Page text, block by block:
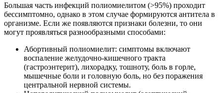
Большая часть инфекций полиомиелитом (>95%) проходит
бессимптомно, однако в этом случае формируются антитела в
организме. Если же появляются признаки болезни, то они
могут проявляться разнообразными способами:
Абортивный полиомиелит: симптомы включают
воспаление желудочно-кишечного тракта
(гастроэнтерит), лихорадку, тошноту, боль в горле,
мышечные боли и головную боль, но без поражения
центральной нервной системы.